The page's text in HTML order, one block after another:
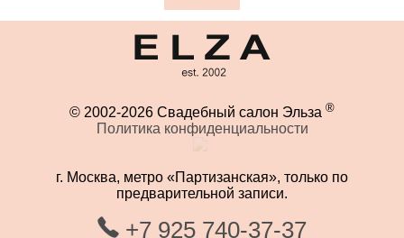
© 2002-2026 Свадебный салон Эльза ®
Политика конфиденциальности
г. Москва, метро «Партизанская», только по
предварительной записи.
+7 925 740-37-37